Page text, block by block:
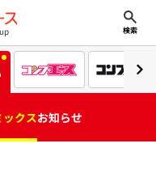
検索
ックスお知らせ